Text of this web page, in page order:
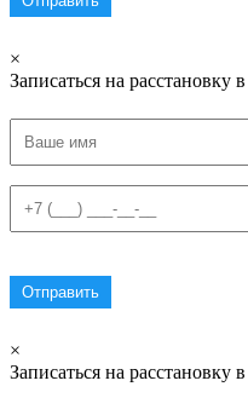
×
Записаться на расстановку
×
Записаться на